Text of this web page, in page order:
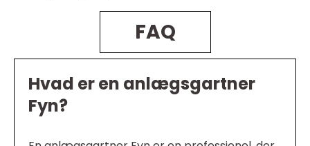
FAQ
Hvad er en anlægsgartner
Fyn?